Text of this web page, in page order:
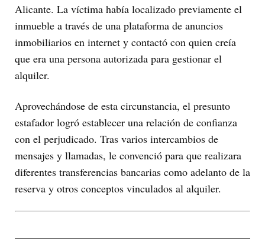
Alicante. La víctima había localizado previamente el
inmueble a través de una plataforma de anuncios
inmobiliarios en internet y contactó con quien creía
que era una persona autorizada para gestionar el
alquiler.
Aprovechándose de esta circunstancia, el presunto
estafador logró establecer una relación de confianza
con el perjudicado. Tras varios intercambios de
mensajes y llamadas, le convenció para que realizara
diferentes transferencias bancarias como adelanto de la
reserva y otros conceptos vinculados al alquiler.